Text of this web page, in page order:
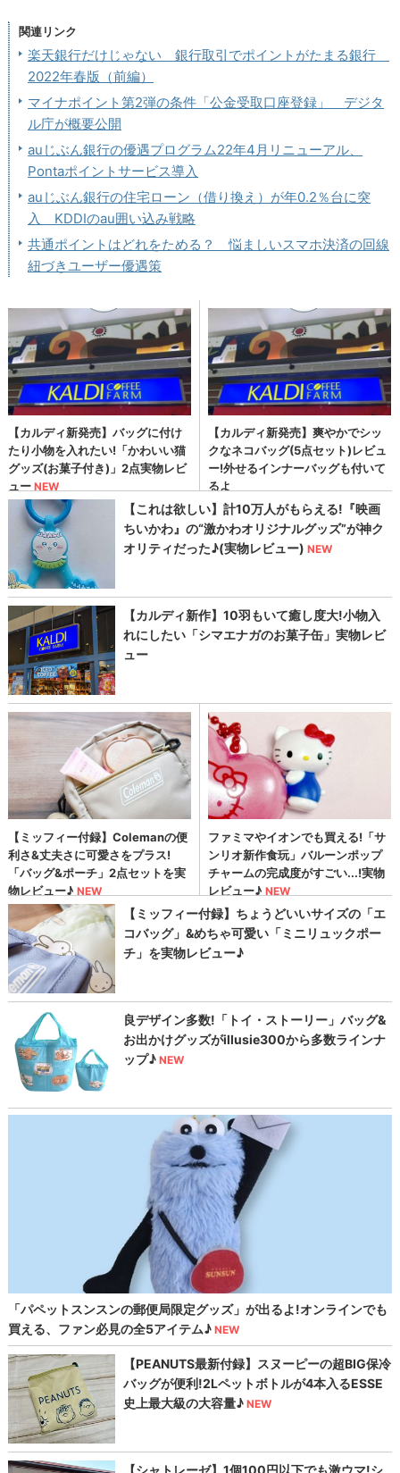
関連リンク
楽天銀行だけじゃない 銀行取引でポイントがたまる銀行
2022年春版（前編）
マイナポイント第2弾の条件「公金受取口座登録」 デジタ
ル庁が概要公開
auじぶん銀行の優遇プログラム22年4月リニューアル、
Pontaポイントサービス導入
auじぶん銀行の住宅ローン（借り換え）が年0.2％台に突
入 KDDIのau囲い込み戦略
共通ポイントはどれをためる？ 悩ましいスマホ決済の回線
紐づきユーザー優遇策